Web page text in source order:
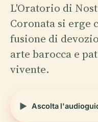
L'Oratorio di
Coronata si erge
fusione di
arte barocca e
vivente.
Ascolta